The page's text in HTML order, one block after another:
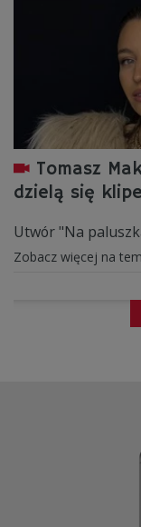
Tomasz
dzielą się
Utwór "Na
Zobacz więcej na